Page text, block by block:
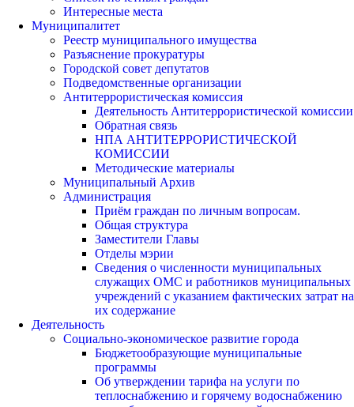
Интересные места
Муниципалитет
Реестр муниципального имущества
Разъяснение прокуратуры
Городской совет депутатов
Подведомственные организации
Антитеррористическая комиссия
Деятельность Антитеррористической комиссии
Обратная связь
НПА АНТИТЕРРОРИСТИЧЕСКОЙ
КОМИССИИ
Методические материалы
Муниципальный Архив
Администрация
Приём граждан по личным вопросам.
Общая структура
Заместители Главы
Отделы мэрии
Сведения о численности муниципальных
служащих ОМС и работников муниципальных
учреждений с указанием фактических затрат на
их содержание
Деятельность
Социально-экономическое развитие города
Бюджетообразующие муниципальные
программы
Об утверждении тарифа на услуги по
теплоснабжению и горячему водоснабжению